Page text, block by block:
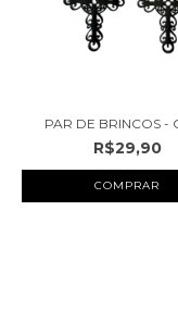
PAR DE BRINCOS -
R$29,90
COMPRAR